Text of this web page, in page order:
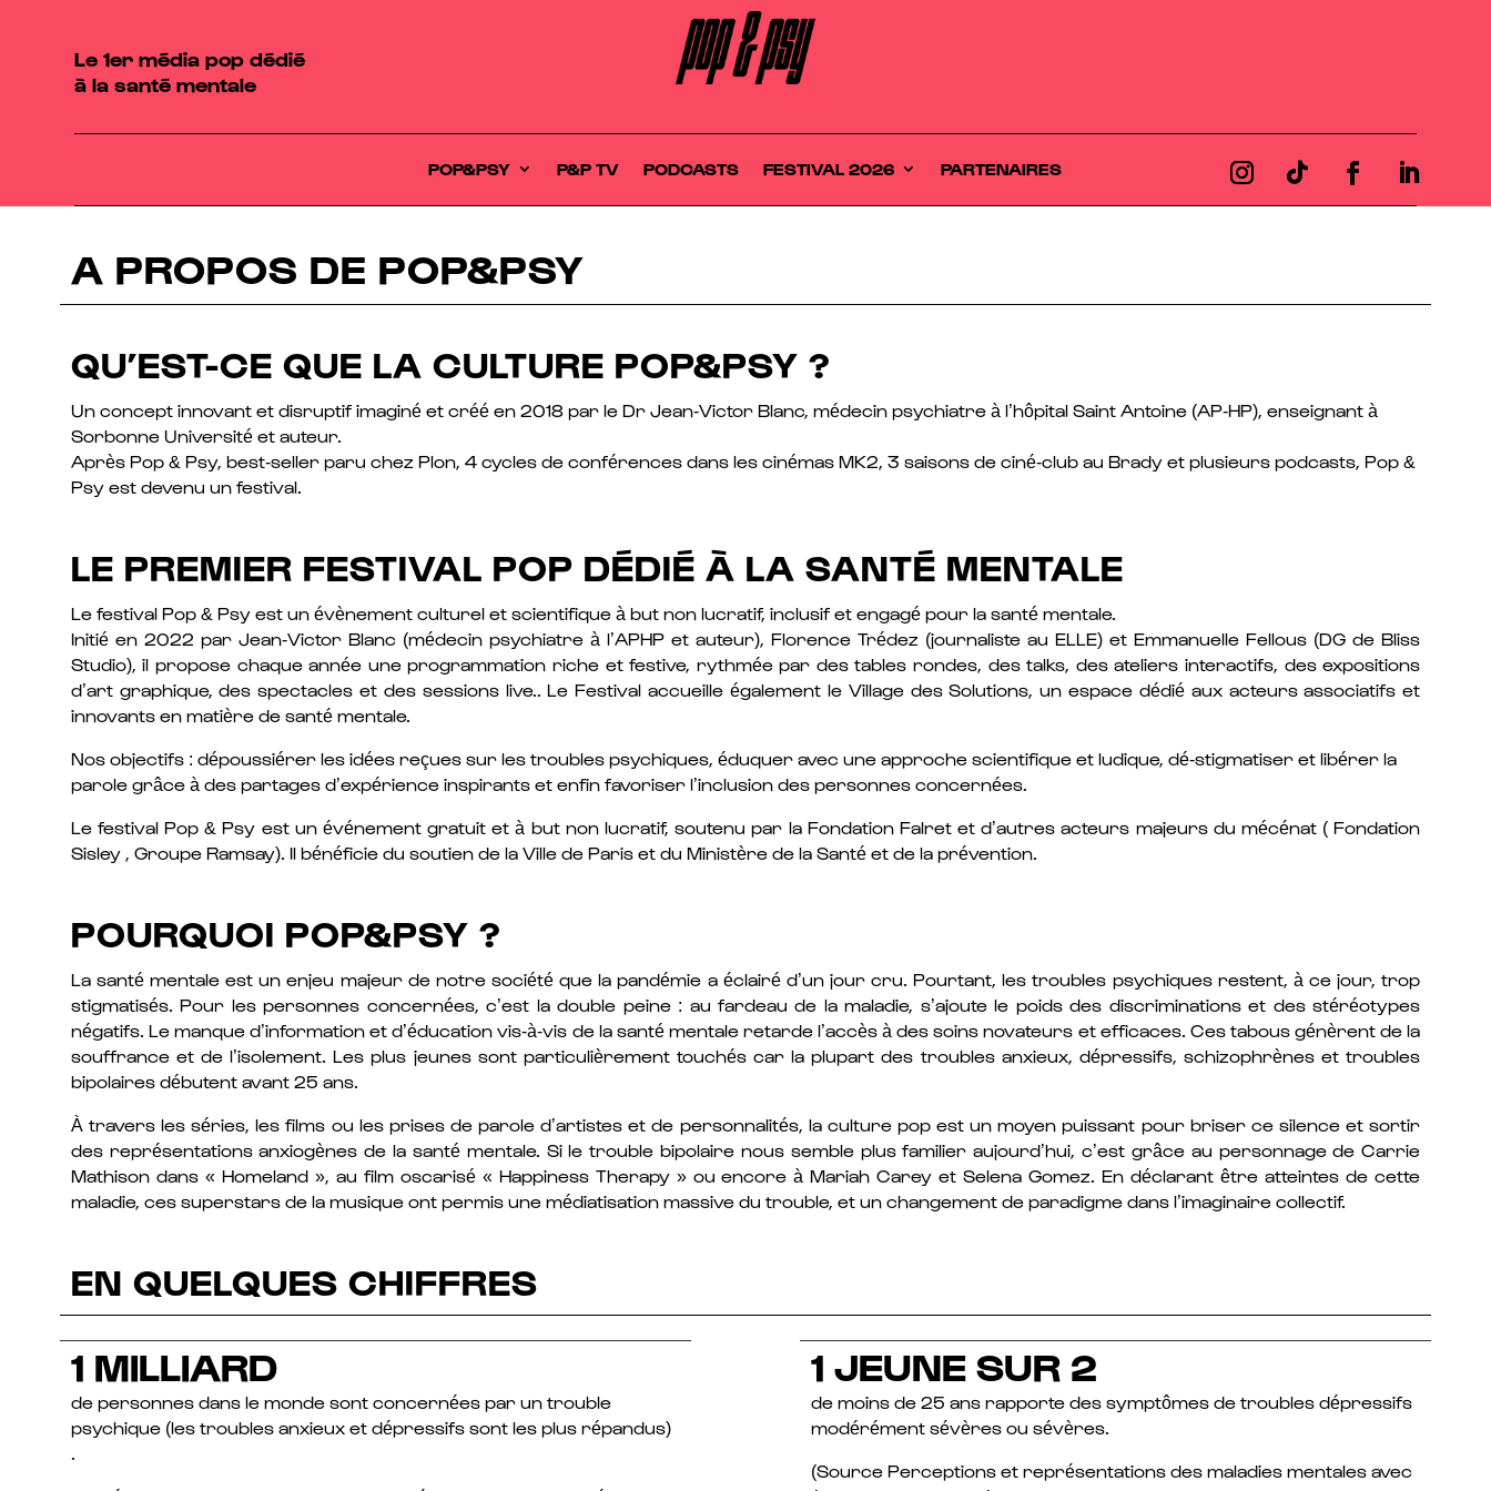
Le 1er média pop dédié
à la santé mentale
POP&PSY P&P TV PODCASTS FESTIVAL 2026 PARTENAIRES
A PROPOS DE POP&PSY
QU’EST-CE QUE LA CULTURE POP&PSY ?
Un concept innovant et disruptif imaginé et créé en 2018 par le Dr Jean-Victor Blanc, médecin psychiatre à l’hôpital Saint Antoine (AP-HP), enseignant à
Sorbonne Université et auteur.
Après Pop & Psy, best-seller paru chez Plon, 4 cycles de conférences dans les cinémas MK2, 3 saisons de ciné-club au Brady et plusieurs podcasts, Pop &
Psy est devenu un festival.
LE PREMIER FESTIVAL POP DÉDIÉ À LA SANTÉ MENTALE
Le festival Pop & Psy est un évènement culturel et scientifique à but non lucratif, inclusif et engagé pour la santé mentale.
Initié en 2022 par Jean-Victor Blanc (médecin psychiatre à l’APHP et auteur), Florence Trédez (journaliste au ELLE) et Emmanuelle Fellous (DG de Bliss
Studio), il propose chaque année une programmation riche et festive, rythmée par des tables rondes, des talks, des ateliers interactifs, des expositions
d’art graphique, des spectacles et des sessions live.. Le Festival accueille également le Village des Solutions, un espace dédié aux acteurs associatifs et
innovants en matière de santé mentale.
Nos objectifs : dépoussiérer les idées reçues sur les troubles psychiques, éduquer avec une approche scientifique et ludique, dé-stigmatiser et libérer la
parole grâce à des partages d’expérience inspirants et enfin favoriser l’inclusion des personnes concernées.
Le festival Pop & Psy est un événement gratuit et à but non lucratif, soutenu par la Fondation Falret et d’autres acteurs majeurs du mécénat ( Fondation
Sisley , Groupe Ramsay). Il bénéficie du soutien de la Ville de Paris et du Ministère de la Santé et de la prévention.
POURQUOI POP&PSY ?
La santé mentale est un enjeu majeur de notre société que la pandémie a éclairé d’un jour cru. Pourtant, les troubles psychiques restent, à ce jour, trop
stigmatisés. Pour les personnes concernées, c’est la double peine : au fardeau de la maladie, s’ajoute le poids des discriminations et des stéréotypes
négatifs. Le manque d’information et d’éducation vis-à-vis de la santé mentale retarde l’accès à des soins novateurs et efficaces. Ces tabous génèrent de la
souffrance et de l’isolement. Les plus jeunes sont particulièrement touchés car la plupart des troubles anxieux, dépressifs, schizophrènes et troubles
bipolaires débutent avant 25 ans.
À travers les séries, les films ou les prises de parole d’artistes et de personnalités, la culture pop est un moyen puissant pour briser ce silence et sortir
des représentations anxiogènes de la santé mentale. Si le trouble bipolaire nous semble plus familier aujourd’hui, c’est grâce au personnage de Carrie
Mathison dans « Homeland », au film oscarisé « Happiness Therapy » ou encore à Mariah Carey et Selena Gomez. En déclarant être atteintes de cette
maladie, ces superstars de la musique ont permis une médiatisation massive du trouble, et un changement de paradigme dans l’imaginaire collectif.
EN QUELQUES CHIFFRES
1 MILLIARD
de personnes dans le monde sont concernées par un trouble
psychique (les troubles anxieux et dépressifs sont les plus répandus)
.
1 JEUNE SUR 2
de moins de 25 ans rapporte des symptômes de troubles dépressifs
modérément sévères ou sévères.
(Source Perceptions et représentations des maladies mentales avec